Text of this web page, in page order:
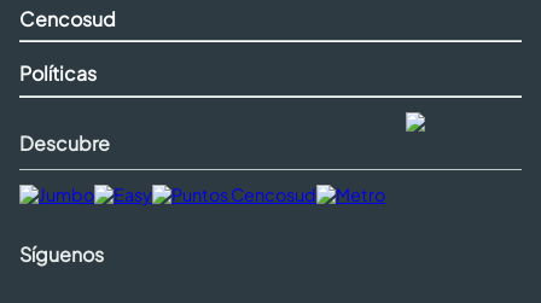
Cencosud
Políticas
Descubre
Síguenos